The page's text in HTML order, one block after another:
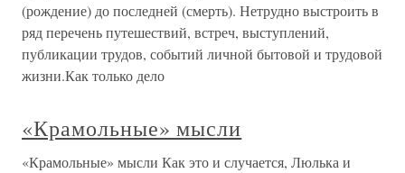
(рождение) до последней (смерть). Нетрудно выстроить в
ряд перечень путешествий, встреч, выступлений,
публикации трудов, событий личной бытовой и трудовой
жизни.Как только дело
«Крамольные» мысли
«Крамольные» мысли Как это и случается, Люлька и